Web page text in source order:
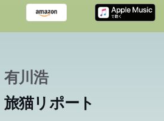
有川浩
旅猫リポート